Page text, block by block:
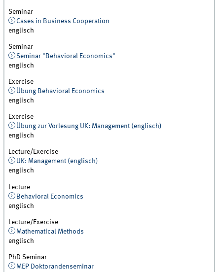
Seminar
Cases in Business Cooperation
englisch
Seminar
Seminar "Behavioral Economics"
englisch
Exercise
Übung Behavioral Economics
englisch
Exercise
Übung zur Vorlesung UK: Management (englisch)
englisch
Lecture/Exercise
UK: Management (englisch)
englisch
Lecture
Behavioral Economics
englisch
Lecture/Exercise
Mathematical Methods
englisch
PhD Seminar
MEP Doktorandenseminar